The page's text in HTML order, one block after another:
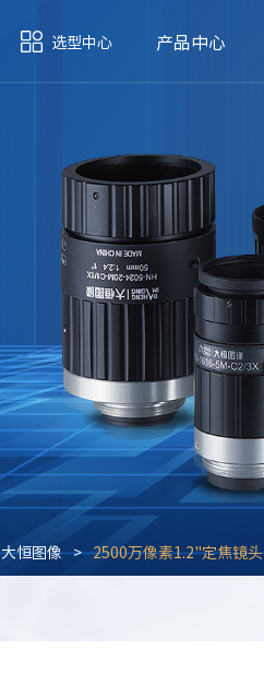
选型中心 产品中心
大恒图像 > 2500万像素1.2"定焦镜头